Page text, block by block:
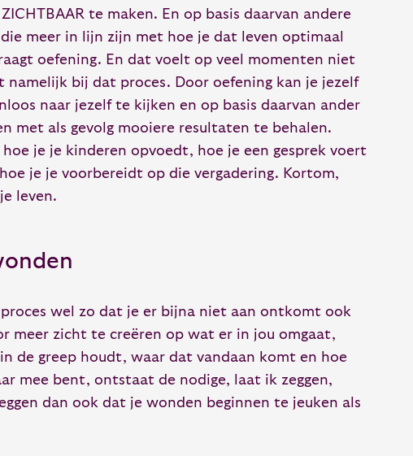
te maken. En op basis daarvan andere
meer in lijn zijn met hoe je dat leven optimaal
oefening. En dat voelt op veel momenten niet
namelijk bij dat proces. Door oefening kan je jezelf
naar jezelf te kijken en op basis daarvan ander
met als gevolg mooiere resultaten te behalen.
hoe je je kinderen opvoedt, hoe je een gesprek voert
je je voorbereidt op die vergadering. Kortom,
leven.
wel zo dat je er bijna niet aan ontkomt ook
meer zicht te creëren op wat er in jou omgaat,
de greep houdt, waar dat vandaan komt en hoe
mee bent, ontstaat de nodige, laat ik zeggen,
dan ook dat je wonden beginnen te jeuken als